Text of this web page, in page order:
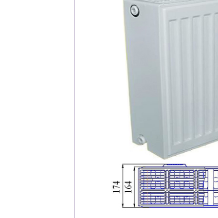
Снабженцам и
Монтажным
Предприятиям и
О
История компании